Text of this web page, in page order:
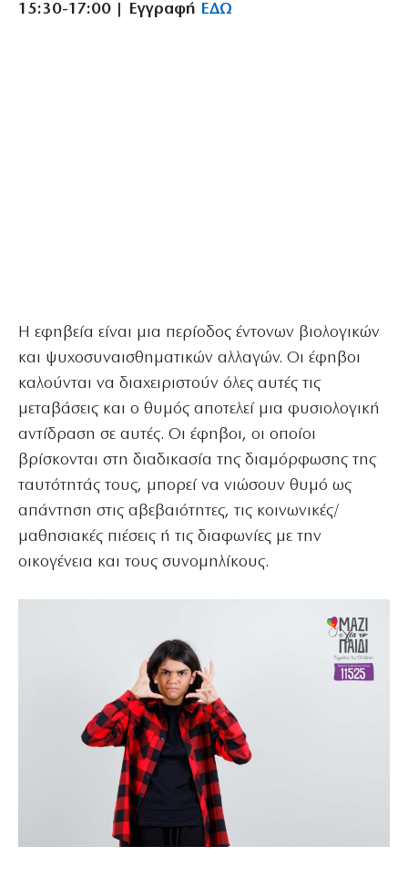
15:30-17:00 | Εγγραφή ΕΔΩ
Η εφηβεία είναι μια περίοδος έντονων βιολογικών
και ψυχοσυναισθηματικών αλλαγών. Οι έφηβοι
καλούνται να διαχειριστούν όλες αυτές τις
μεταβάσεις και ο θυμός αποτελεί μια φυσιολογική
αντίδραση σε αυτές. Οι έφηβοι, οι οποίοι
βρίσκονται στη διαδικασία της διαμόρφωσης της
ταυτότητάς τους, μπορεί να νιώσουν θυμό ως
απάντηση στις αβεβαιότητες, τις κοινωνικές/
μαθησιακές πιέσεις ή τις διαφωνίες με την
οικογένεια και τους συνομηλίκους.